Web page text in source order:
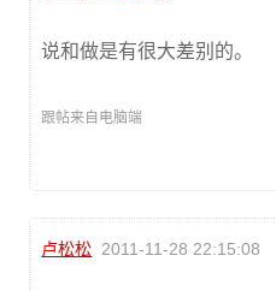
说和做是有很大差别的。
跟帖来自电脑端
卢松松 2011-11-28 22:15:08